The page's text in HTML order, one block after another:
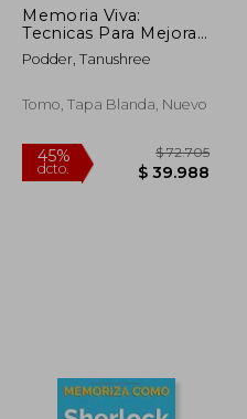
Memoria Viva:
Tecnicas Para Mejorar
la Memoria = Living
Memory
Podder, Tanushree
Tomo, Tapa Blanda, Nuevo